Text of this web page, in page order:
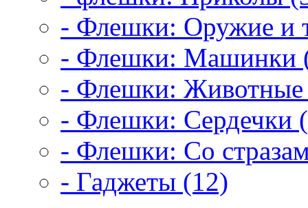
- Флешки: Оружие и
- Флешки: Машинки
- Флешки: Животные
- Флешки: Сердечки
- Флешки: Со
- Гаджеты (12)